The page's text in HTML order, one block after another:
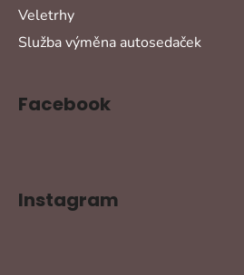
Veletrhy
Služba výměna autosedaček
Facebook
Instagram